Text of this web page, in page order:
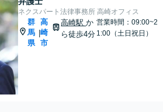
ネクスパート法律事務所 高崎オフィス
群
馬
県
|
高
崎
市
高崎駅か
ら徒歩4分
営業時間：09:00~2
1:00（土日祝日）